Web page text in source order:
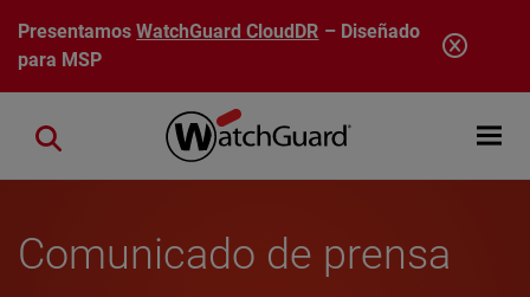
Pasar al contenido principal
PresentamosWatchGuard CloudDR – Diseñado
para MSP
Open
Close search
Comunicado de prensa